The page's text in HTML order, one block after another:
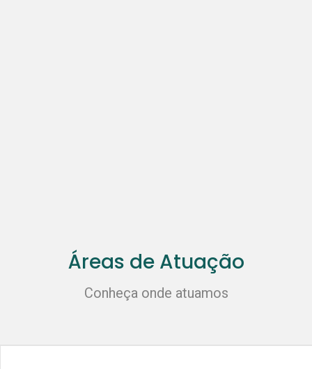
Áreas de Atuação
Conheça onde atuamos